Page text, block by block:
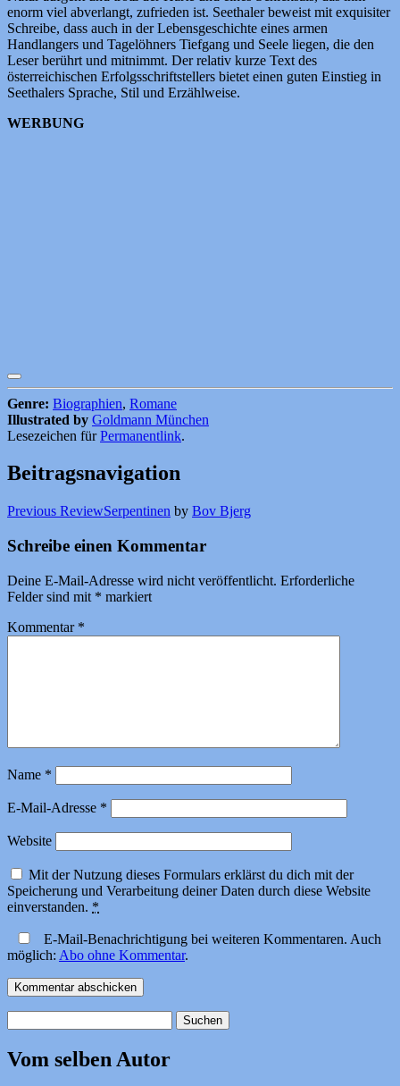
enorm viel abverlangt, zufrieden ist. Seethaler beweist mit exquisiter
Schreibe, dass auch in der Lebensgeschichte eines armen
Handlangers und Tagelöhners Tiefgang und Seele liegen, die den
Leser berührt und mitnimmt. Der relativ kurze Text des
österreichischen Erfolgsschriftstellers bietet einen guten Einstieg in
Seethalers Sprache, Stil und Erzählweise.
WERBUNG
Genre: Biographien, Romane
Illustrated by Goldmann München
Lesezeichen fürPermanentlink.
Beitragsnavigation
Previous ReviewSerpentinen by Bov Bjerg
Schreibe einen Kommentar
Deine E-Mail-Adresse wird nicht veröffentlicht. Erforderliche
Felder sind mit * markiert
Kommentar *
Name *
E-Mail-Adresse *
Website
Mit der Nutzung dieses Formulars erklärst du dich mit der
Speicherung und Verarbeitung deiner Daten durch diese Website
einverstanden. *
E-Mail-Benachrichtigung bei weiteren Kommentaren. Auch
möglich: Abo ohne Kommentar.
nach:
Vom selben Autor